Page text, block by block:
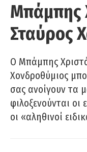
Μπάμπης
Σταύρος
O Μπάμπης
Χονδροθύμιος
σας ανοίγουν τα
φιλοξενούνται οι
οι «αληθινοί